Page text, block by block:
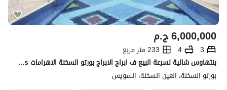
ج.م6,000,000
3
4
233 متر مربع
بنتهاوس شالية لسرعة البيع ف ابراج الابراج بورتو السخنة الاهرامات porto Sokhna pyriamds
بورتو السخنة، العين السخنة، السويس